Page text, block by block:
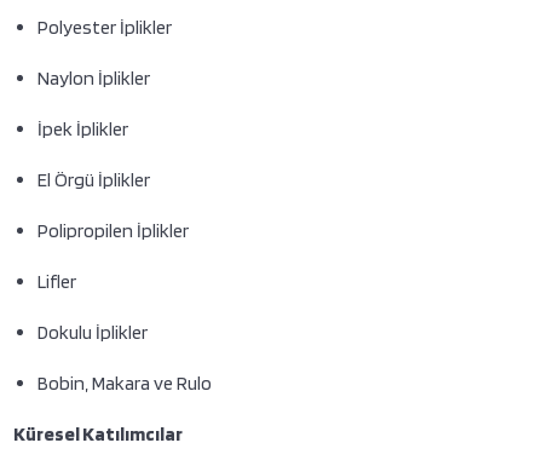
Polyester İplikler
Naylon İplikler
İpek İplikler
El Örgü İplikler
Polipropilen İplikler
Lifler
Dokulu İplikler
Bobin, Makara ve Rulo
Küresel Katılımcılar